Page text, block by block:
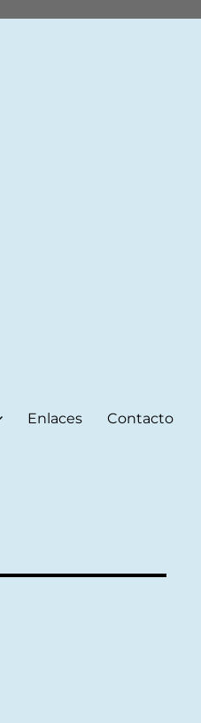
Enlaces Contacto